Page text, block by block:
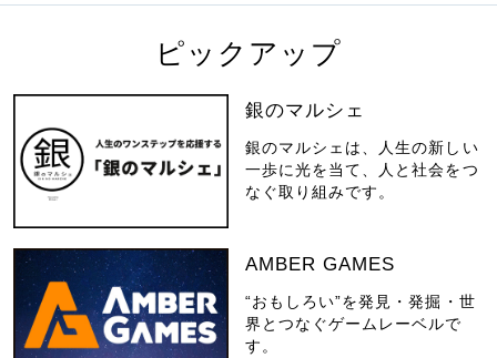
ピックアップ
銀のマルシェ
銀のマルシェは、人生の新しい
一歩に光を当て、人と社会をつ
なぐ取り組みです。
AMBER GAMES
“おもしろい”を発見・発掘・世
界とつなぐゲームレーベルで
す。